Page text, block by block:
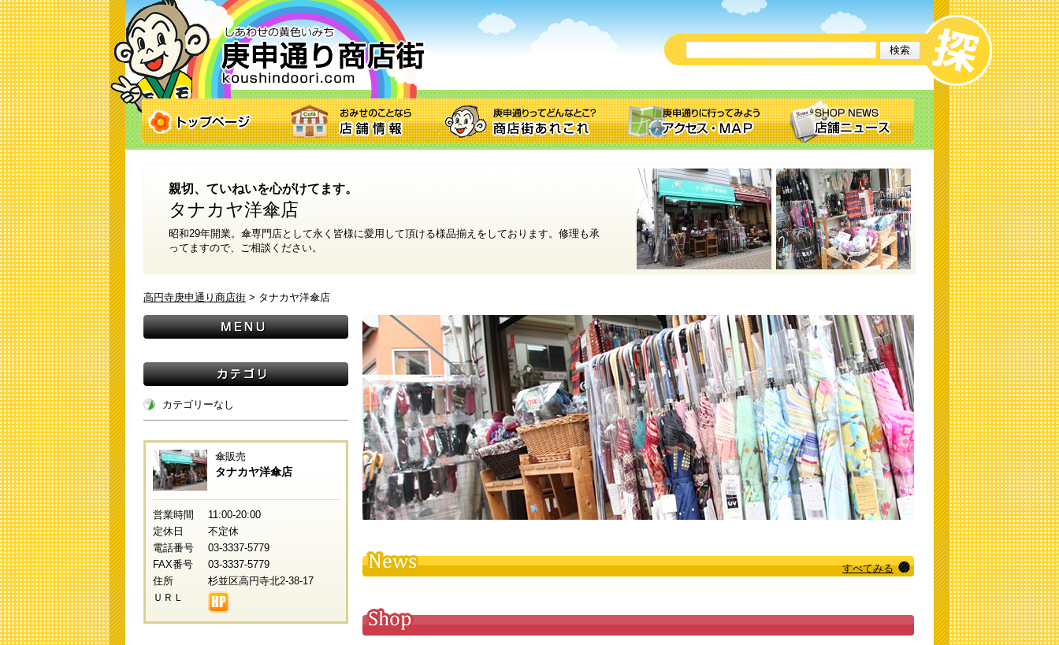
親切、ていねいを心がけてます。
タナカヤ洋傘店
昭和29年開業。傘専門店として永く皆様に愛用して頂ける様品揃えをしております。修理も承
ってますので、ご相談ください。
高円寺庚申通り商店街 > タナカヤ洋傘店
すべてみる
カテゴリーなし
傘販売
タナカヤ洋傘店
営業時間
11:00-20:00
定休日
不定休
電話番号
03-3337-5779
FAX番号
03-3337-5779
住所
杉並区高円寺北2-38-17
ＵＲＬ